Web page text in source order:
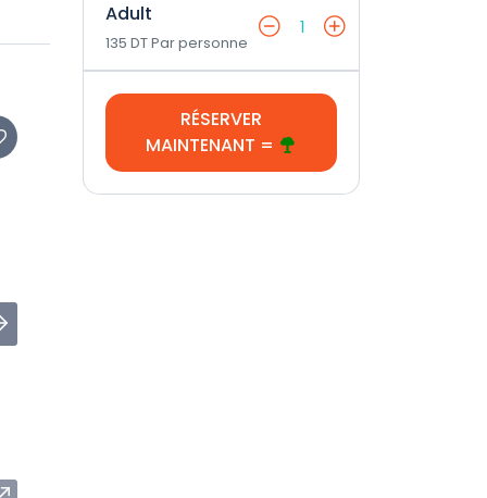
Adult
135 DT Par personne
1
RÉSERVER
MAINTENANT =